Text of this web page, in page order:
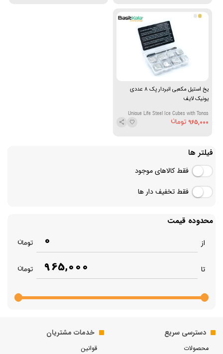
یخ استیل مکعبی انبردار پک 8 عددی
یونیک لایف
Unique Life Steel Ice Cubes with Tongs
Pack of 8
965,000
فیلتر ها
فقط کالاهای موجود
فقط تخفیف دار ها
محدوده قیمت
از 0
تا 965,000
دسترسی سریع
محصولات
خدمات مشتریان
قوانین